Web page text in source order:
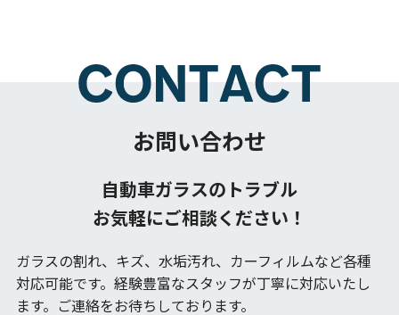
お問い合わせ
自動車ガラスのトラブル
お気軽にご相談ください！
ガラスの割れ、キズ、水垢汚れ、カーフィルムなど各種
対応可能です。 経験豊富なスタッフが丁寧に対応いたし
ます。ご連絡をお待ちしております。